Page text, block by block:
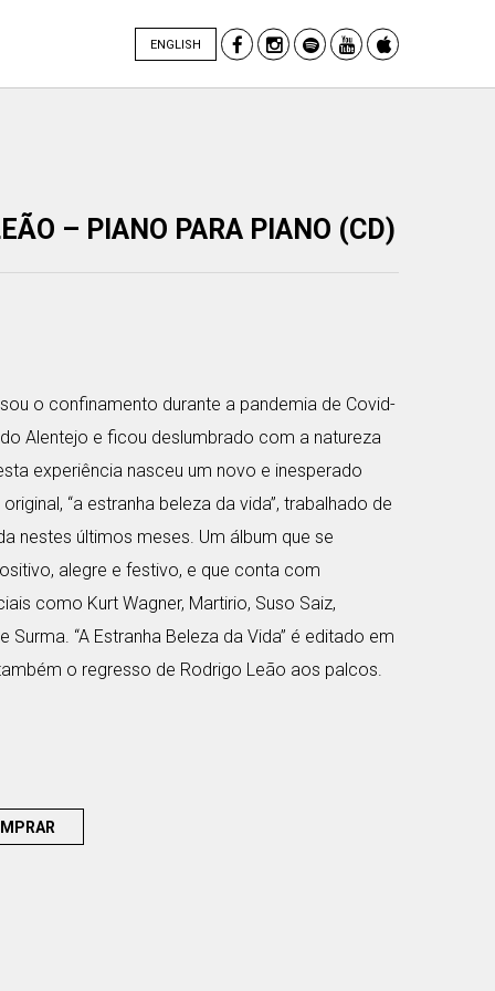
ENGLISH
– PIANO PARA PIANO (CD)
o confinamento durante a pandemia de Covid-
Alentejo e ficou deslumbrado com a natureza
experiência nasceu um novo e inesperado
“a estranha beleza da vida”, trabalhado de
nestes últimos meses. Um álbum que se
alegre e festivo, e que conta com
como Kurt Wagner, Martirio, Suso Saiz,
Surma. “A Estranha Beleza da Vida” é editado em
o regresso de Rodrigo Leão aos palcos.